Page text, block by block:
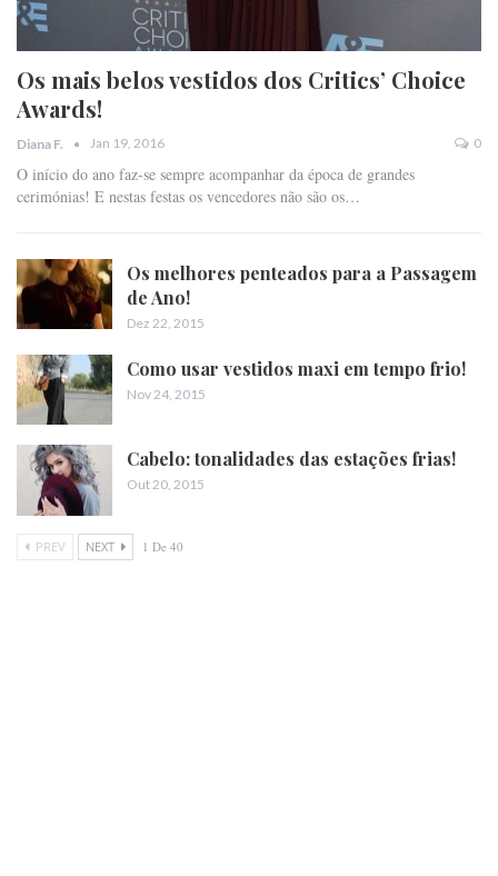
Os mais belos vestidos dos Critics’ Choice
Awards!
Diana F. Jan 19, 2016 0
O início do ano faz-se sempre acompanhar da época de grandes
cerimónias! E nestas festas os vencedores não são os…
Os melhores penteados para a Passagem
de Ano!
Dez 22, 2015
Como usar vestidos maxi em tempo frio!
Nov 24, 2015
Cabelo: tonalidades das estações frias!
Out 20, 2015
PREV NEXT 1 De 40